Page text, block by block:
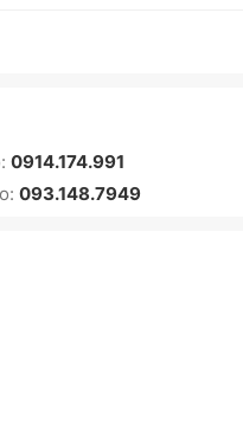
0914.174.991
093.148.7949